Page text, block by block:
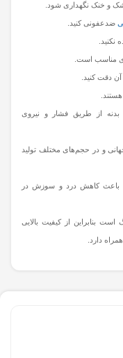
و خنک نگهداری شود.
ضدعفونی کنید.
مناسب است.
دقت کنید.
از طریق فشار و نیروی
و در حجم‌های مختلف تولید
باعث کاهش درد و سوزش در
بنابراین از کیفیت بالایی
دارد.